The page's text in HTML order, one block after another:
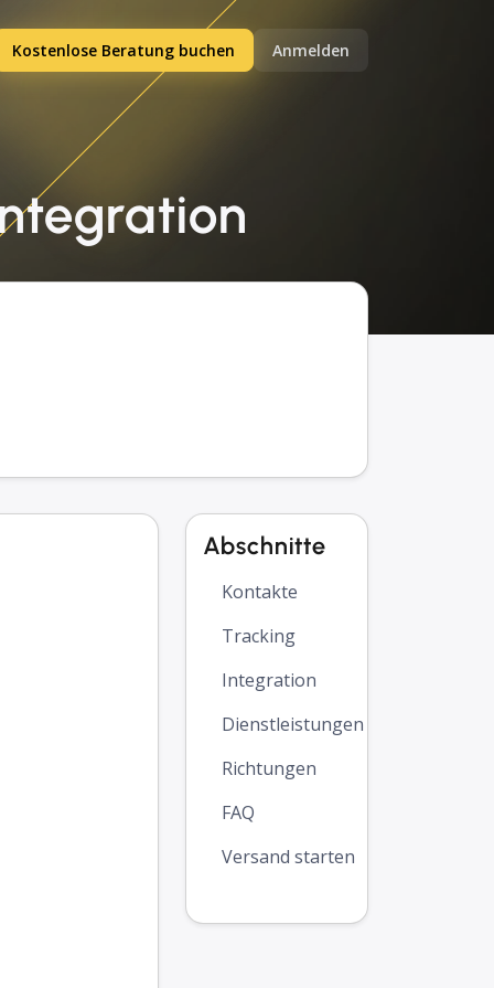
Kostenlose Beratung buchen Anmelden
Abschnitte
Kontakte
Tracking
Integration
Dienstleistungen
Richtungen
FAQ
Versand starten